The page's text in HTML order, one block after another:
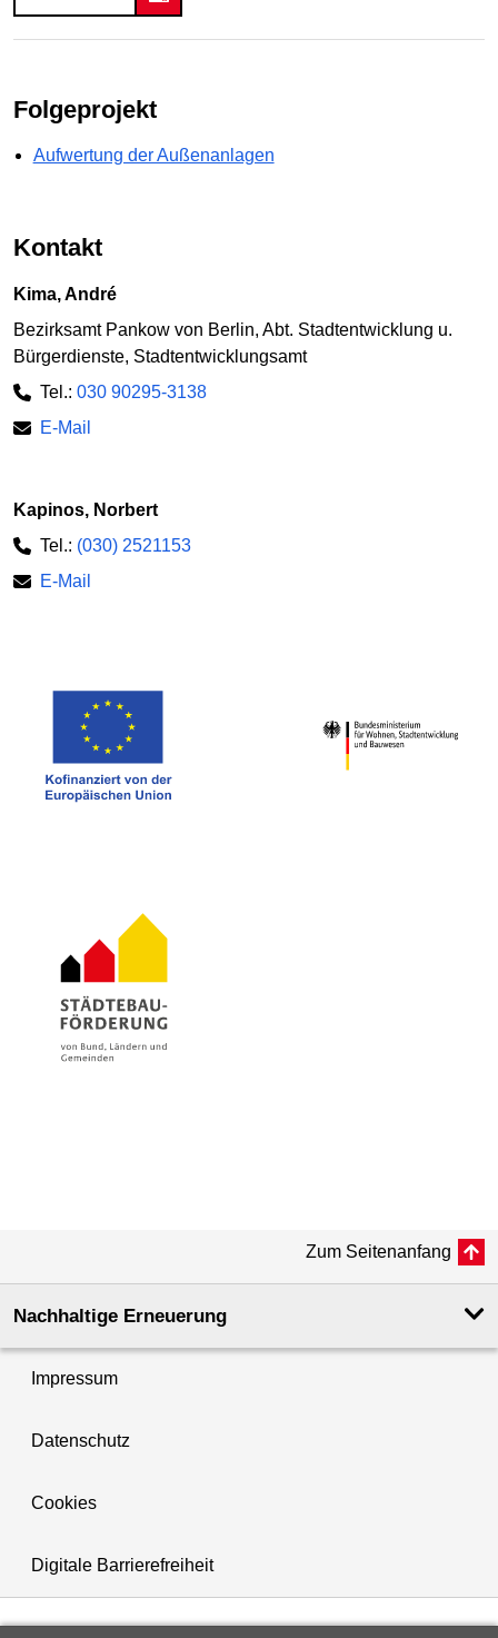
Folgeprojekt
Aufwertung der Außenanlagen
Kontakt
Kima, André
Bezirksamt Pankow von Berlin, Abt. Stadtentwicklung u.
Bürgerdienste, Stadtentwicklungsamt
Tel.: 030 90295-3138
E-Mail
Kapinos, Norbert
Tel.: (030) 2521153
E-Mail
Zum Seitenanfang
Nachhaltige Erneuerung
Impressum
Datenschutz
Cookies
Digitale Barrierefreiheit